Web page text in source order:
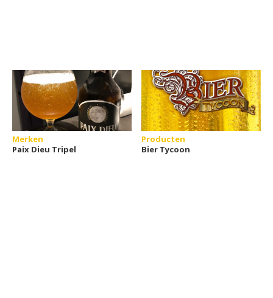
Merken
Paix Dieu Tripel
Producten
Bier Tycoon